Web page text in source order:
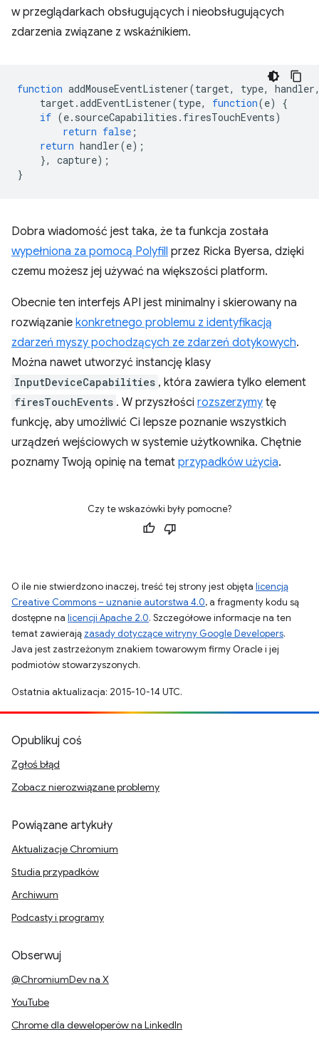
w przeglądarkach obsługujących i nieobsługujących
zdarzenia związane z wskaźnikiem.
function addMouseEventListener(target, type, handler
target.addEventListener(type, function(e)
{
if (e. sourceCapabilities . firesTouchEvents)
return false ;
return handler(e);
},
capture);
}
Dobra wiadomość jest taka, że ta funkcja została
wypełniona za pomocą Polyfill przez Ricka Byersa, dzięki
czemu możesz jej używać na większości platform.
Obecnie ten interfejs API jest minimalny i skierowany na
rozwiązanie konkretnego problemu z identyfikacją
zdarzeń myszy pochodzących ze zdarzeń dotykowych.
Można nawet utworzyć instancję klasy
InputDeviceCapabilities , która zawiera tylko element
firesTouchEvents . W przyszłości rozszerzymy tę
funkcję, aby umożliwić Ci lepsze poznanie wszystkich
urządzeń wejściowych w systemie użytkownika. Chętnie
poznamy Twoją opinię na temat przypadków użycia.
Czy te wskazówki były pomocne?
O ile nie stwierdzono inaczej, treść tej strony jest objęta licencją
Creative Commons – uznanie autorstwa 4.0, a fragmenty kodu są
dostępne na licencji Apache 2.0. Szczegółowe informacje na ten
temat zawierają zasady dotyczące witryny Google Developers.
Java jest zastrzeżonym znakiem towarowym firmy Oracle i jej
podmiotów stowarzyszonych.
Ostatnia aktualizacja: 2015-10-14 UTC.
Opublikuj coś
Zgłoś błąd
Zobacz nierozwiązane problemy
Powiązane artykuły
Aktualizacje Chromium
Studia przypadków
Archiwum
Podcasty i programy
Obserwuj
@ChromiumDev na X
YouTube
Chrome dla deweloperów na LinkedIn